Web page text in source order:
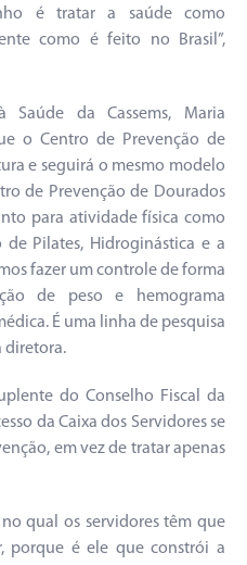
é tratar a saúde como
como é feito no Brasil”,
da Cassems, Maria
o Centro de Prevenção de
e seguirá o mesmo modelo
de Prevenção de Dourados
para atividade física como
Pilates, Hidroginástica e a
fazer um controle de forma
de peso e hemograma
É uma linha de pesquisa
diretora.
do Conselho Fiscal da
da Caixa dos Servidores se
em vez de tratar apenas
qual os servidores têm que
porque é ele que constrói a